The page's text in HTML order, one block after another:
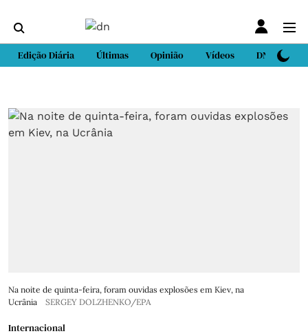
Edição Diária Últimas Opinião Vídeos DN Sport
Na noite de quinta-feira, foram ouvidas explosões em Kiev, na
Ucrânia
SERGEY DOLZHENKO/EPA
Internacional